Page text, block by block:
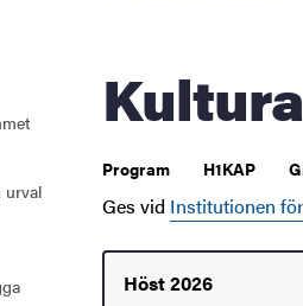
och antagning
urval
Program H1KAP
Ges vid Institutionen
Höst 2026